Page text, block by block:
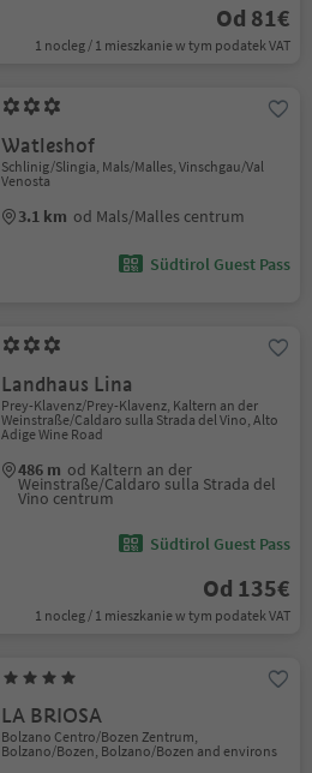
Od 81€
1 nocleg / 1 mieszkanie w tym podatek VAT
Watleshof
Schlinig/Slingia, Mals/Malles, Vinschgau/Val
Venosta
3.1 km od Mals/Malles centrum
Südtirol Guest Pass
Landhaus Lina
Prey-Klavenz/Prey-Klavenz, Kaltern an der
Weinstraße/Caldaro sulla Strada del Vino, Alto
Adige Wine Road
486 m od Kaltern an der
Weinstraße/Caldaro sulla Strada del
Vino centrum
Südtirol Guest Pass
Od 135€
1 nocleg / 1 mieszkanie w tym podatek VAT
LA BRIOSA
Bolzano Centro/Bozen Zentrum,
Bolzano/Bozen, Bolzano/Bozen and environs